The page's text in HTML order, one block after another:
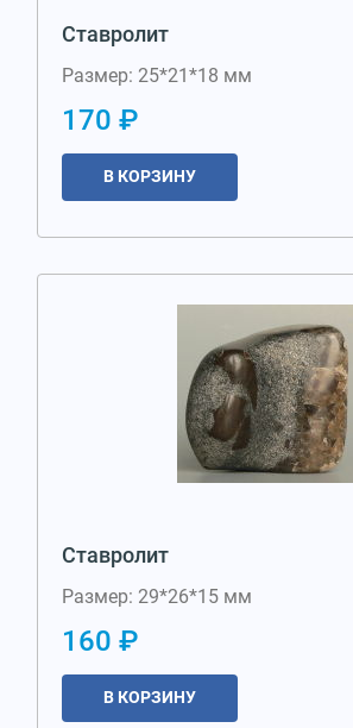
Ставролит
Размер: 25*21*18 мм
170 ₽
В КОРЗИНУ
Ставролит
Размер: 29*26*15 мм
160 ₽
В КОРЗИНУ